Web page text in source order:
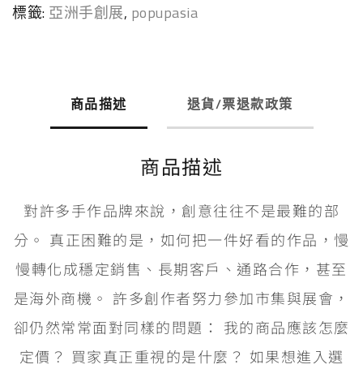
標籤: 亞洲手創展, popupasia
商品描述 退貨/票退款政策
商品描述
對許多手作品牌來說，創意往往不是最難的部
分。 真正困難的是，如何把一件好看的作品，慢
慢轉化成穩定銷售、長期客戶、通路合作，甚至
是海外商機。 許多創作者努力參加市集與展會，
卻仍然常常面對同樣的問題： 我的商品應該怎麼
定價？ 買家真正重視的是什麼？ 如果想進入選